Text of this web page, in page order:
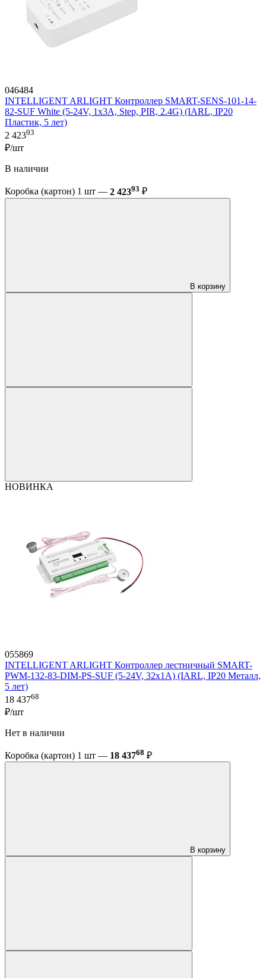
046484
INTELLIGENT ARLIGHT Контроллер SMART-SENS-101-14-
82-SUF White (5-24V, 1x3A, Step, PIR, 2.4G) (IARL, IP20
Пластик, 5 лет)
2 42393
₽/шт
В наличии
Коробка (картон) 1 шт — 2 42393 ₽
В корзину
НОВИНКА
055869
INTELLIGENT ARLIGHT Контроллер лестничный SMART-
PWM-132-83-DIM-PS-SUF (5-24V, 32x1A) (IARL, IP20 Металл,
5 лет)
18 43768
₽/шт
Нет в наличии
Коробка (картон) 1 шт — 18 43768 ₽
В корзину